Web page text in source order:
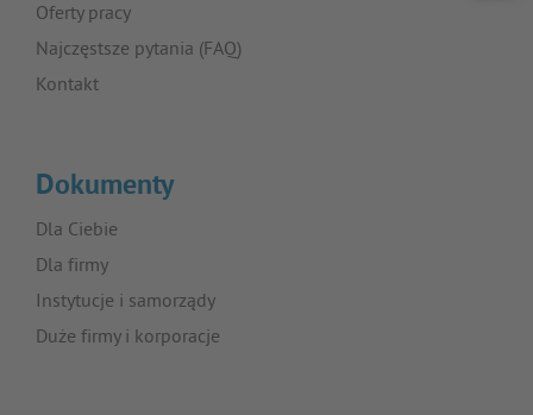
Oferty pracy
Najczęstsze pytania (FAQ)
Kontakt
Dokumenty
Dla Ciebie
Dla firmy
Instytucje i samorządy
Duże firmy i korporacje